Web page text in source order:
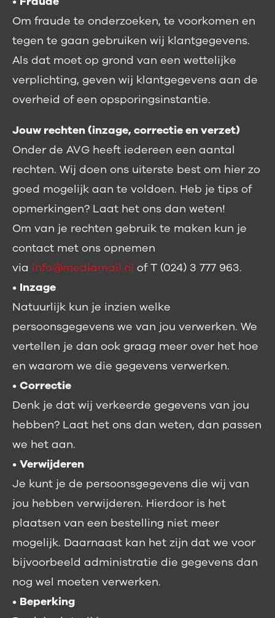
Om fraude te onderzoeken, te voorkomen en
tegen te gaan gebruiken wij klantgegevens.
Als dat moet op grond van een wettelijke
verplichting, geven wij klantgegevens aan de
overheid of een opsporingsinstantie.
Jouw rechten (inzage, correctie en verzet)
Onder de AVG heeft iedereen een aantal
rechten. Wij doen ons uiterste best om hier zo
goed mogelijk aan te voldoen. Heb je tips of
opmerkingen? Laat het ons dan weten!
Om van je rechten gebruik te maken kun je
contact met ons opnemen
via info@mediamail.nl of T (024) 3 777 963.
• Inzage
Natuurlijk kun je inzien welke
persoonsgegevens we van jou verwerken. We
vertellen je dan ook graag meer over het hoe
en waarom we die gegevens verwerken.
• Correctie
Denk je dat wij verkeerde gegevens van jou
hebben? Laat het ons dan weten, dan passen
we het aan.
• Verwijderen
Je kunt je de persoonsgegevens die wij van
jou hebben verwijderen. Hierdoor is het
plaatsen van een bestelling niet meer
mogelijk. Daarnaast kan het zijn dat we voor
bijvoorbeeld administratie die gegevens dan
nog wel moeten verwerken.
• Beperking